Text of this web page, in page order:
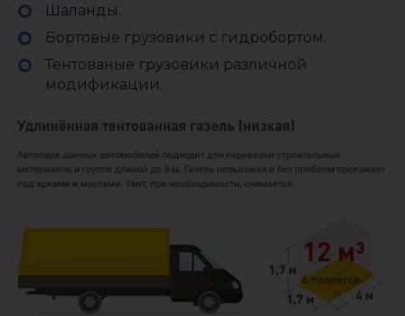
Шаланды.
Бортовые грузовики с гидробортом.
Тентованые грузовики различной
модификации.